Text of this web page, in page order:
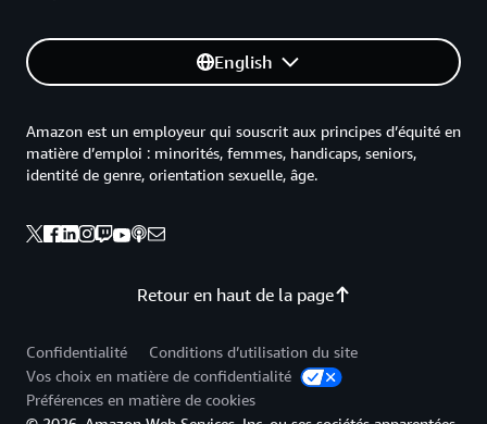
English
Retour en haut de la page
Amazon est un employeur qui souscrit aux principes d’équité en
matière d’emploi : minorités, femmes, handicaps, seniors,
identité de genre, orientation sexuelle, âge.
Confidentialité
Conditions d’utilisation du site
Vos choix en matière de confidentialité
Préférences en matière de cookies